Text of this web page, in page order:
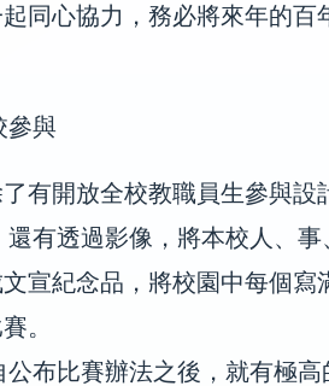
同心協力，務必將來年的百
參與
有開放全校教職員生參與設
有透過影像，將本校人、事
宣紀念品，將校園中每個寫
。
布比賽辦法之後，就有極高